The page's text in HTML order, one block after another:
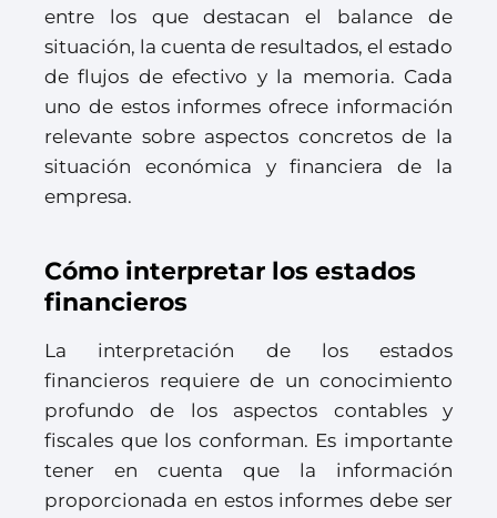
entre los que destacan el balance de
situación, la cuenta de resultados, el estado
de flujos de efectivo y la memoria. Cada
uno de estos informes ofrece información
relevante sobre aspectos concretos de la
situación económica y financiera de la
empresa.
Cómo interpretar los estados
financieros
La interpretación de los estados
financieros requiere de un conocimiento
profundo de los aspectos contables y
fiscales que los conforman. Es importante
tener en cuenta que la información
proporcionada en estos informes debe ser